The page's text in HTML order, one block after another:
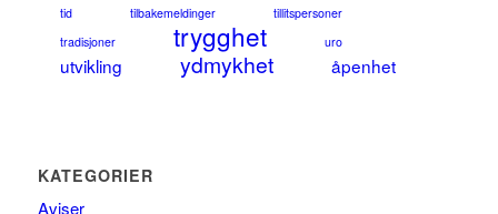
tid tilbakemeldinger
tillitspersoner
tradisjoner
trygghet uro
utvikling ydmykhet åpenhet
KATEGORIER
Aviser